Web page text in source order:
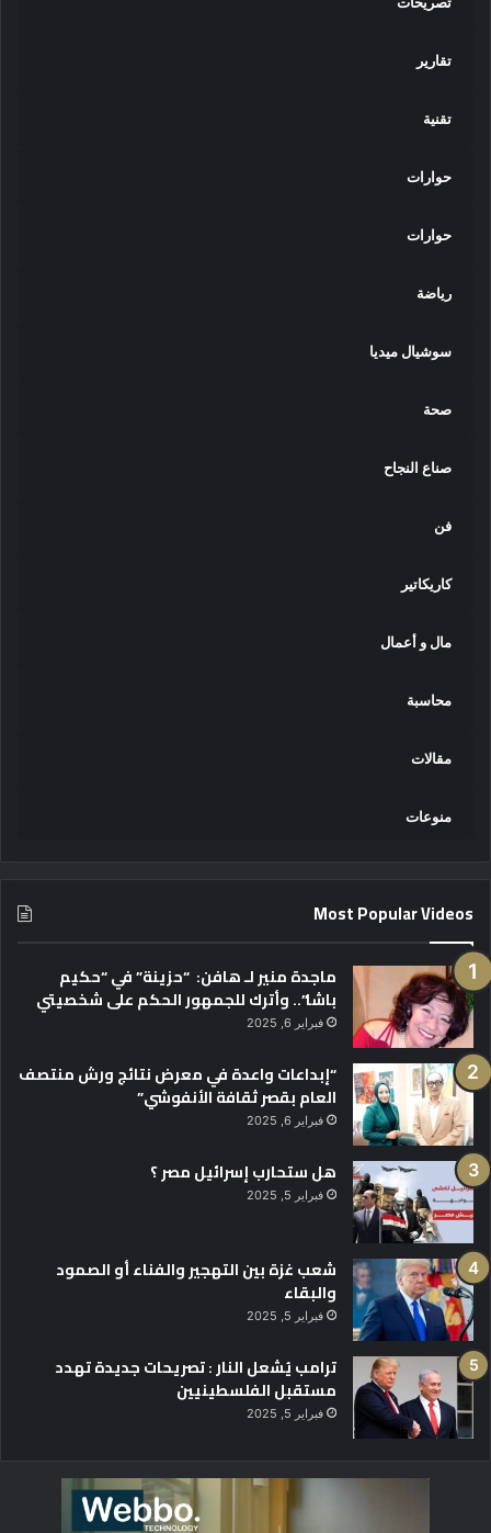
تقارير
تقنية
حوارات
حوارات
رياضة
سوشيال ميديا
صحة
صناع النجاح
فن
كاريكاتير
مال و أعمال
محاسبة
مقالات
منوعات
Most Popular Videos
ماجدة منير لـ هافن: “حزينة” في “حكيم
باشا”.. وأترك للجمهور الحكم على شخصيتي
فبراير 6, 2025
“إبداعات واعدة في معرض نتائج ورش منتصف
العام بقصر ثقافة الأنفوشي”
فبراير 6, 2025
هل ستحارب إسرائيل مصر ؟
فبراير 5, 2025
شعب غزة بين التهجير والفناء أو الصمود
والبقاء
فبراير 5, 2025
ترامب يُشعل النار : تصريحات جديدة تهدد
مستقبل الفلسطينيين
فبراير 5, 2025